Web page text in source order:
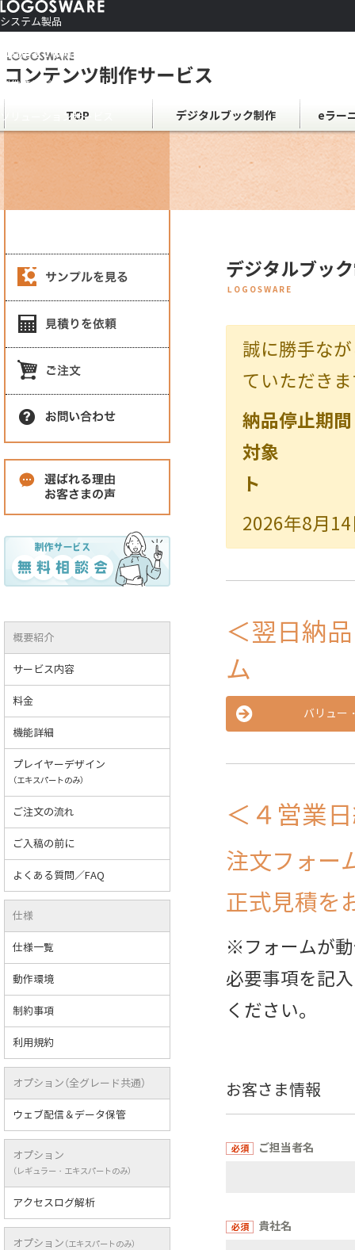
システム製品
コンテンツ作成ソフト
制作サービス
ソリューションサービス
ご利用者さま向け
会社情報
TOP デジタルブック制作 eラー
デジタルブッ
LOGOSWARE
誠に勝手な
ていただき
納品停止期間
対象 ：翌
ト
2026年8月14
＜翌日納
ム
バリュー
＜４営業
注文フォー
正式見積を
※フォームが
必要事項を記
ください。
お客さま情報
ご担当者名
貴社名
概要紹介
サービス内容
料金
機能詳細
プレイヤーデザイン
（エキスパートのみ）
ご注文の流れ
ご入稿の前に
よくある質問／FAQ
仕様
仕様一覧
動作環境
制約事項
利用規約
オプション（全グレード共通）
ウェブ配信＆データ保管
オプション
（レギュラー・エキスパートのみ）
アクセスログ解析
オプション （エキスパートのみ）